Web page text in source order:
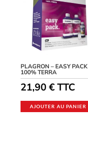
PLAGRON – EASY PACK
100% TERRA
21,90€ TTC
AJOUTER AU PANIER